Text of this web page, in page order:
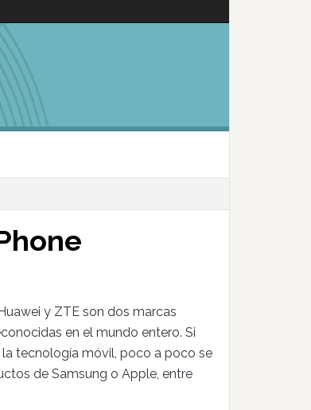
y ZTE son dos marcas
en el mundo entero. Si
tecnología móvil, poco a poco se
de Samsung o Apple, entre